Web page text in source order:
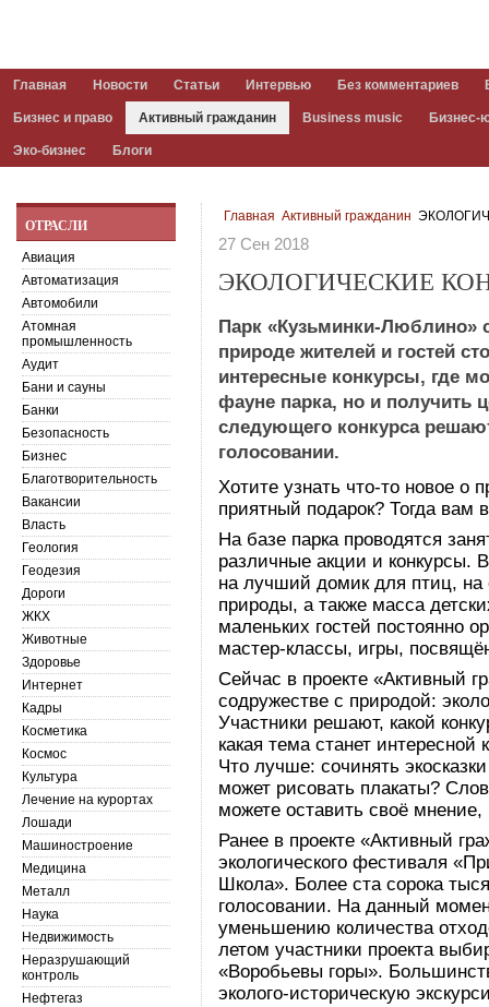
Главная Новости Статьи Интервью Без комментариев
Бизнес и право Активный гражданин Business music Бизнес-
Эко-бизнес Блоги
Главная Активный гражданин
27 Сен 2018
ЭКОЛОГИЧЕСКИЕ
Парк «Кузьминки-Люблино»
природе жителей и гостей
интересные конкурсы, где
фауне парка, но и получить
следующего конкурса
голосовании.
Хотите узнать что-то новое о
приятный подарок? Тогда вам
На базе парка проводятся
различные акции и конкурсы.
на лучший домик для птиц,
природы, а также масса
маленьких гостей постоянно
мастер-классы, игры,
Сейчас в проекте «Активный
содружестве с природой:
Участники решают, какой
какая тема станет
Что лучше: сочинять
может рисовать плакаты?
можете оставить своё
Ранее в проекте «Активный
экологического фестиваля
Школа». Более ста сорока
голосовании. На данный
уменьшению количества
летом участники проекта
«Воробьевы горы».
эколого-историческую
ОТРАСЛИ
Авиация
Автоматизация
Автомобили
Атомная
промышленность
Аудит
Бани и сауны
Банки
Безопасность
Бизнес
Благотворительность
Вакансии
Власть
Геология
Геодезия
Дороги
ЖКХ
Животные
Здоровье
Интернет
Кадры
Косметика
Космос
Культура
Лечение на курортах
Лошади
Машиностроение
Медицина
Металл
Наука
Недвижимость
Неразрушающий
контроль
Нефтегаз